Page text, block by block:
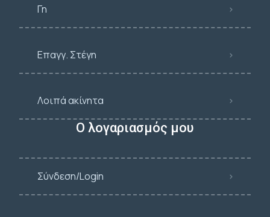
Γη
Επαγγ. Στέγη
Λοιπά ακίνητα
Ο λογαριασμός μου
Σύνδεση/Login